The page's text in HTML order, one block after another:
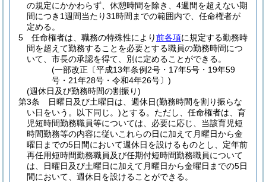
の規定にかかわらず、休憩時間を除き、4週間を超えない期
間につき1週間当たり31時間までの範囲内で、任命権者が
定める。
5
任命権者は、職務の特殊性により前各項に規定する勤務時
間を超えて勤務することを必要とする職員の勤務時間につ
いて、市長の承認を得て、別に定めることができる。
(一部改正〔平成13年条例2号・17年5号・19年59
号・21年28号・令和4年26号〕)
(週休日及び勤務時間の割振り)
第3条
日曜日及び土曜日は、週休日(勤務時間を割り振らな
い日をいう。以下同じ。)とする。 ただし、任命権者は、育
児短時間勤務職員等については、必要に応じ、当該育児短
時間勤務等の内容に従いこれらの日に加えて月曜日から金
曜日までの5日間において週休日を設けるものとし、定年前
再任用短時間勤務職員及び任期付短時間勤務職員について
は、日曜日及び土曜日に加えて月曜日から金曜日までの5日
間において、週休日を設けることができる。